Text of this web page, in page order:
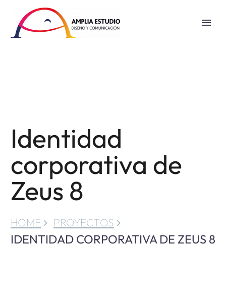
Identidad
corporativa de
Zeus 8
HOME PROYECTOS
IDENTIDAD CORPORATIVA DE ZEUS 8